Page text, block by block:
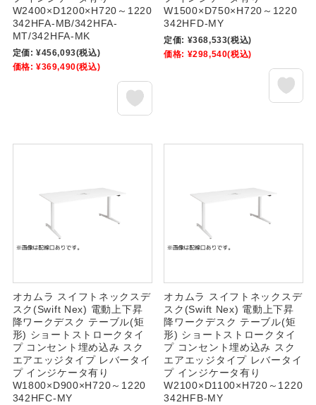
W2400×D1200×H720～1220
342HFA-MB/342HFA-
MT/342HFA-MK
定価: ¥456,093(税込)
価格: ¥369,490(税込)
W1500×D750×H720～1220
342HFD-MY
定価: ¥368,533(税込)
価格: ¥298,540(税込)
オカムラ スイフトネックスデ
スク(Swift Nex) 電動上下昇
降ワークデスク テーブル(矩
形) ショートストロークタイ
プ コンセント埋め込み スク
エアエッジタイプ レバータイ
プ インジケータ有り
W1800×D900×H720～1220
342HFC-MY
オカムラ スイフトネックスデ
スク(Swift Nex) 電動上下昇
降ワークデスク テーブル(矩
形) ショートストロークタイ
プ コンセント埋め込み スク
エアエッジタイプ レバータイ
プ インジケータ有り
W2100×D1100×H720～1220
342HFB-MY